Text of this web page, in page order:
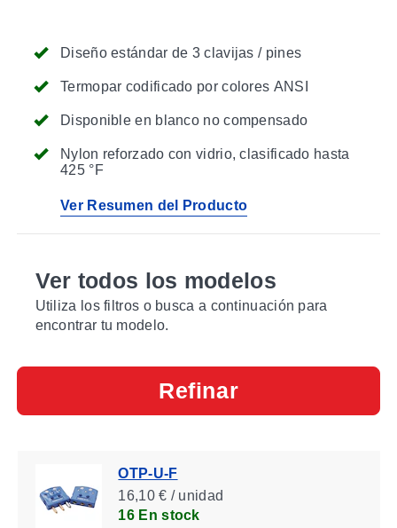
Diseño estándar de 3 clavijas / pines
Termopar codificado por colores ANSI
Disponible en blanco no compensado
Nylon reforzado con vidrio, clasificado hasta
425 °F
Ver Resumen del Producto
Ver todos los modelos
Utiliza los filtros o busca a continuación para
encontrar tu modelo.
Refinar
OTP-U-F
16,10 € / unidad
16 En stock